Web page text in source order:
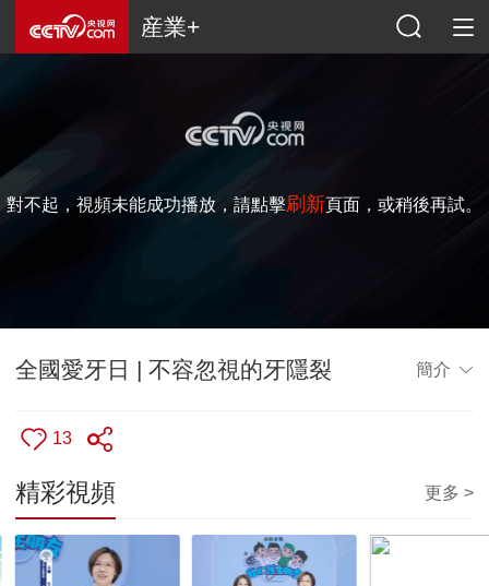
産業+
對不起，視頻未能成功播放，請點擊刷新頁面，或稍後再試。
全國愛牙日 | 不容忽視的牙隱裂 簡介
13
精彩視頻 更多 >